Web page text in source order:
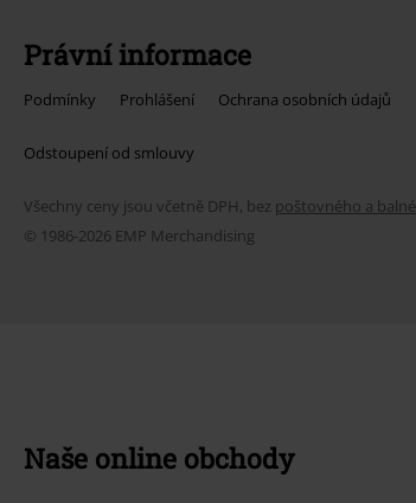
Právní informace
Podmínky Prohlášení Ochrana osobních údajů
Odstoupení od smlouvy
Všechny ceny jsou včetně DPH, bez poštovného a
© 1986-2026 EMP Merchandising
Naše online obchody